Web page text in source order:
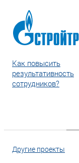
Как повысить
результативность
сотрудников?
Другие проекты